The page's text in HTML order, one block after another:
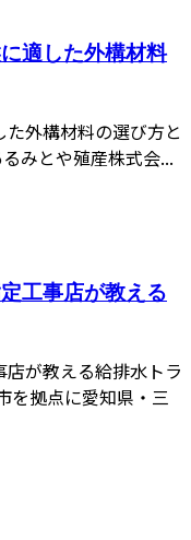
適した外構材料
た外構材料の選び方と
みとや殖産株式会...
工事店が教える
が教える給排水トラ
を拠点に愛知県・三